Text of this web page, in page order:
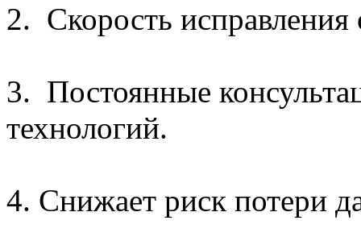
2. Скорость
3. Постоянные
технологий.
4. Снижает риск потери